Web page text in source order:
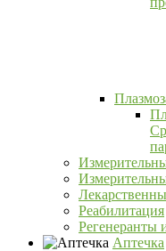
Реабилитация
Регенеранты
Аптечка